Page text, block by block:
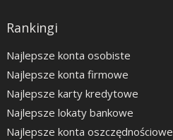
Rankingi
Najlepsze konta osobiste
Najlepsze konta firmowe
Najlepsze karty kredytowe
Najlepsze lokaty bankowe
Najlepsze konta oszczędnościowe